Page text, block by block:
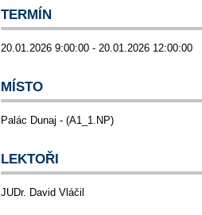
TERMÍN
20.01.2026 9:00:00 - 20.01.2026 12:00:00
MÍSTO
Palác Dunaj - (A1_1.NP)
LEKTOŘI
JUDr. David Vláčil